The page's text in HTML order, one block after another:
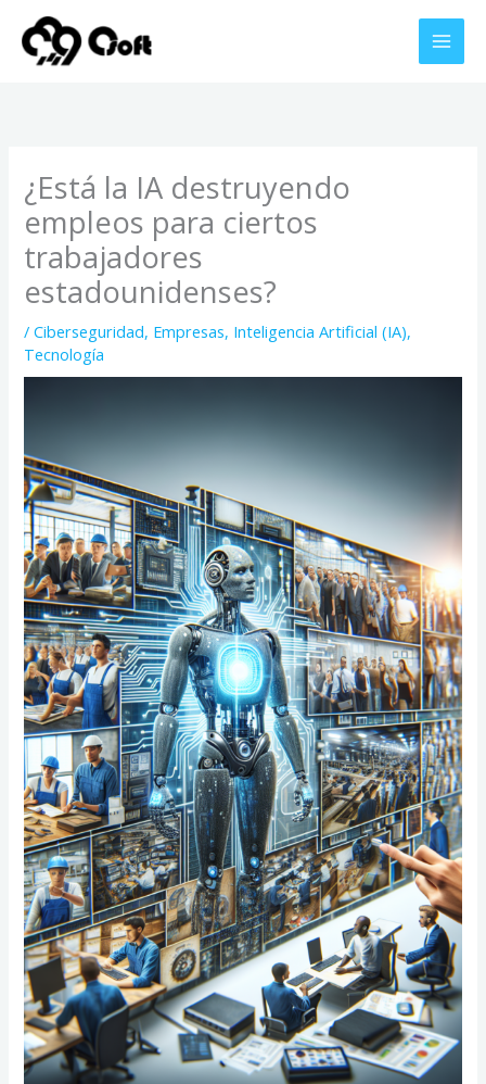
contenido
¿Está la IA destruyendo
empleos para ciertos
trabajadores
estadounidenses?
/Ciberseguridad, Empresas, Inteligencia Artificial (IA),
Tecnología